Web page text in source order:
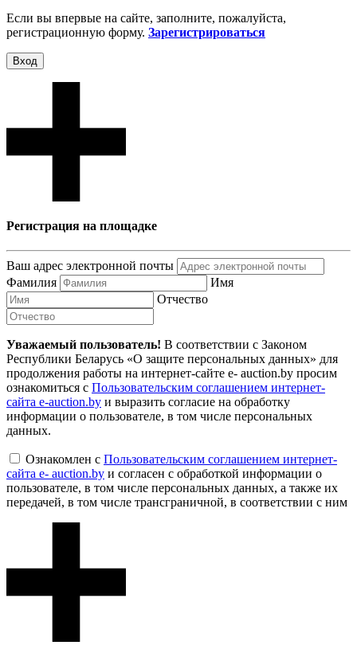
Если вы впервые на сайте, заполните, пожалуйста,
регистрационную форму. Зарегистрироваться
Вход
Регистрация на площадке
Ваш адрес электронной почты
Фамилия
Имя
Отчество
Уважаемый пользователь! В соответствии с Законом
Республики Беларусь «О защите персональных данных» для
продолжения работы на интернет-сайте e- auction.by просим
ознакомиться с Пользовательским соглашением интернет-
сайта e-auction.by и выразить согласие на обработку
информации о пользователе, в том числе персональных
данных.
Ознакомлен с Пользовательским соглашением интернет-
сайта e- auction.by и согласен с обработкой информации о
пользователе, в том числе персональных данных, а также их
передачей, в том числе трансграничной, в соответствии с ним